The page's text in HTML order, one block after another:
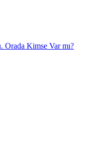
Kimse Var mı?